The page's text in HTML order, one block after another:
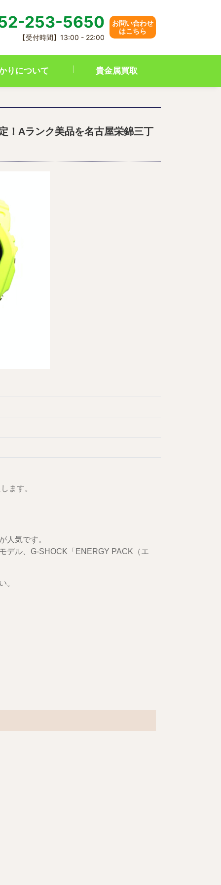
253-5650
【受付時間】13:00 - 22:00
お問い合わせ
はこちら
りについて 貴金属買取
！Aランク美品を名古屋栄錦三丁
ます。
人気です。
デル、G-SHOCK「ENERGY PACK（エ
。